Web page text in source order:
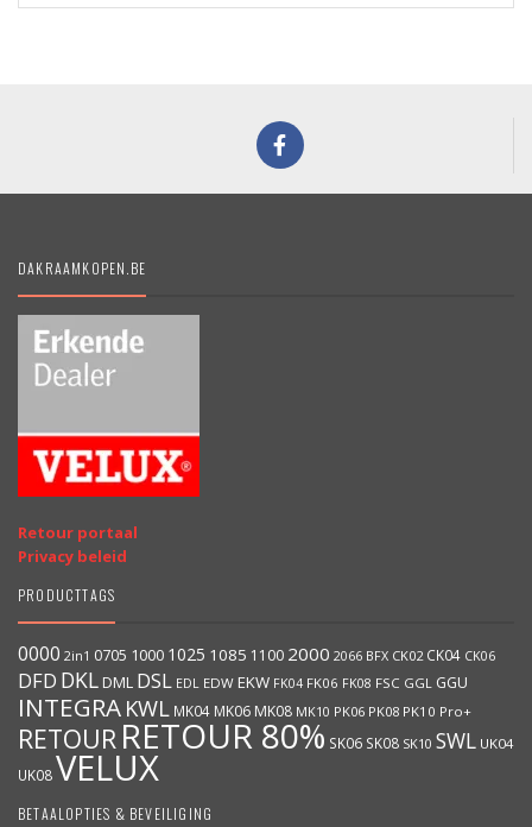
DAKRAAMKOPEN.BE
Retour portaal
Privacy beleid
PRODUCTTAGS
0000 2in1 0705 1000 1025 1085 1100 2000 2066 BFX CK02 CK04 CK06
DFD DKL DML DSL EDL EDW EKW FK04 FK06 FK08 FSC GGL GGU
INTEGRA KWL MK04 MK06 MK08 MK10 PK06 PK08 PK10 Pro+
RETOUR RETOUR 80% SK06 SK08 SK10 SWL UK04
UK08VELUX
BETAALOPTIES & BEVEILIGING